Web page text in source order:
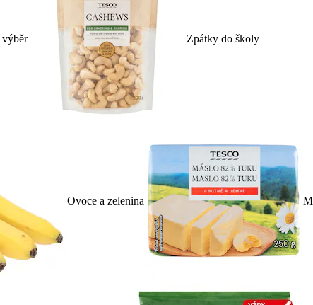
výběr Zpátky do školy
Ovoce a zelenina